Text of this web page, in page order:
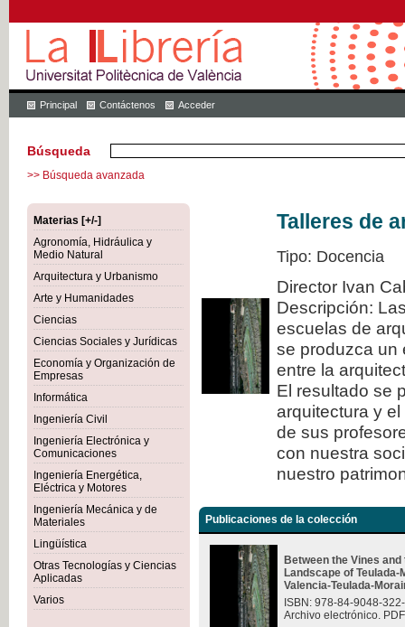
Principal Contáctenos Acceder
Búsqueda
>> Búsqueda avanzada
Materias [+/-]
Agronomía, Hidráulica y
Medio Natural
Arquitectura y Urbanismo
Arte y Humanidades
Ciencias
Ciencias Sociales y Jurídicas
Economía y Organización de
Empresas
Informática
Ingeniería Civil
Ingeniería Electrónica y
Comunicaciones
Ingeniería Energética,
Eléctrica y Motores
Ingeniería Mecánica y de
Materiales
Lingüística
Otras Tecnologías y Ciencias
Aplicadas
Varios
Talleres de
Tipo: Docencia
Director Ivan
Descripción:
escuelas de
se produzca un
entre la
El resultado se
arquitectura y
de sus
con nuestra
nuestro
Publicaciones de la colección
Between the Vines
Landscape of
Valencia-Teulada-
ISBN: 978-84-9048-
Archivo electrónico.